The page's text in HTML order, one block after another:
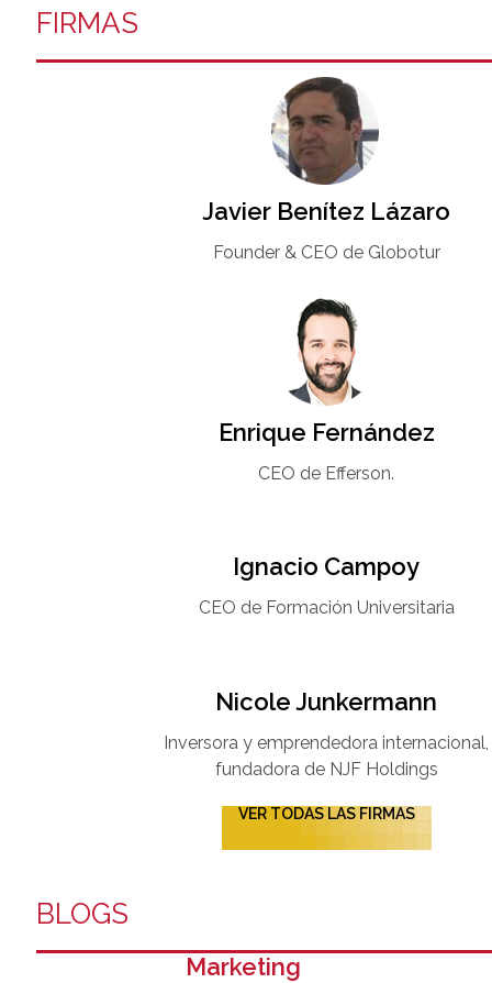
FIRMAS
Javier Benítez Lázaro
Founder & CEO de Globotur​
Enrique Fernández
CEO de Efferson.
Ignacio Campoy​
CEO de Formación Universitaria​
Nicole Junkermann​
Inversora y emprendedora internacional,
fundadora de NJF Holdings
VER TODAS LAS FIRMAS
BLOGS
Marketing